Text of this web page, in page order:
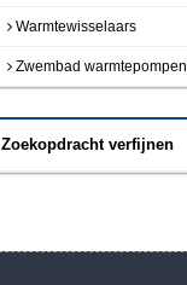
Warmtewisselaars
Zwembad warmtepompen
Zoekopdracht verfijnen